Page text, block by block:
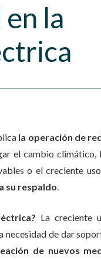
la
la operación de
el cambio climático,
o el creciente
su respaldo.
La creciente
de dar
de nuevos